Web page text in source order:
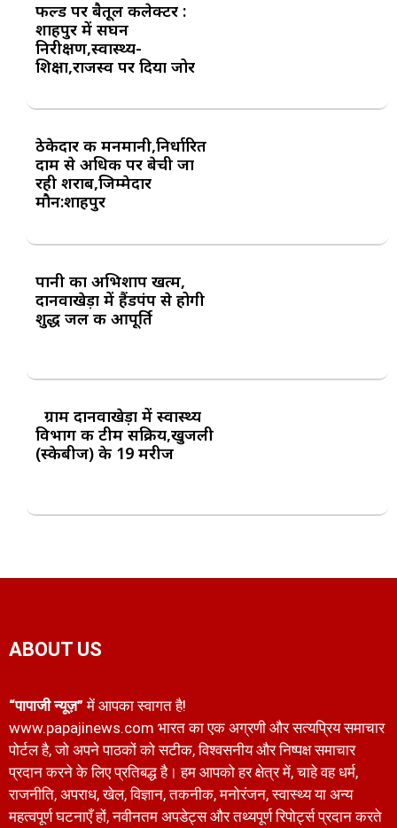
फील्ड पर बैतूल कलेक्टर :
शाहपुर में सघन
निरीक्षण,स्वास्थ्य-
शिक्षा,राजस्व पर दिया जोर
ठेकेदार की मनमानी,निर्धारित
दाम से अधिक पर बेची जा
रही शराब,जिम्मेदार
मौन:शाहपुर
पानी का अभिशाप खत्म,
दानवाखेड़ा में हैंडपंप से होगी
शुद्ध जल की आपूर्ति
ग्राम दानवाखेड़ा में स्वास्थ्य
विभाग की टीम सक्रिय,खुजली
(स्केबीज) के 19 मरीज
ABOUT US
“पापाजी न्यूज़” में आपका स्वागत है!
www.papajinews.com भारत का एक अग्रणी और सत्यप्रिय समाचार
पोर्टल है, जो अपने पाठकों को सटीक, विश्वसनीय और निष्पक्ष समाचार
प्रदान करने के लिए प्रतिबद्ध है। हम आपको हर क्षेत्र में, चाहे वह धर्म,
राजनीति, अपराध, खेल, विज्ञान, तकनीक, मनोरंजन, स्वास्थ्य या अन्य
महत्वपूर्ण घटनाएँ हों, नवीनतम अपडेट्स और तथ्यपूर्ण रिपोर्ट्स प्रदान करते